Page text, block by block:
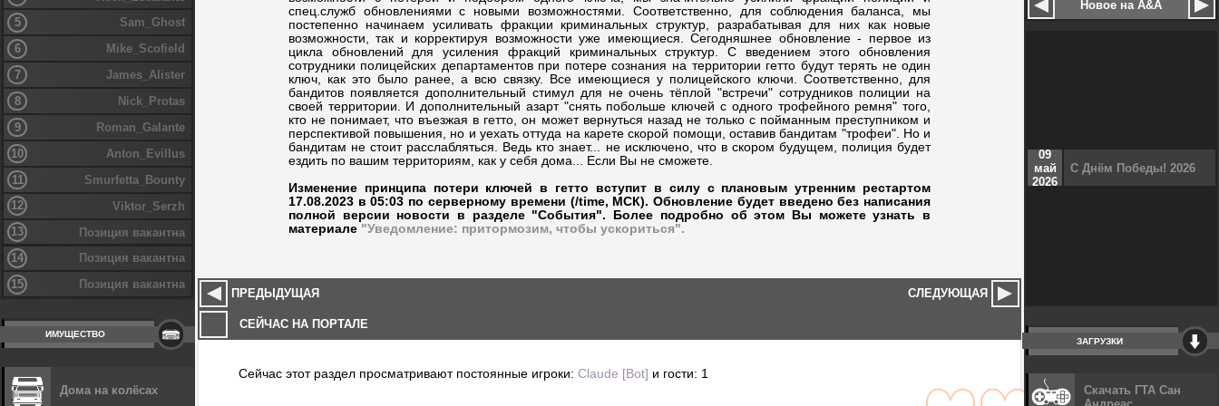
спец.служб обновлениями с новыми возможностями. Соответственно, для соблюдения баланса, мы
постепенно начинаем усиливать фракции криминальных структур, разрабатывая для них как новые
возможности, так и корректируя возможности уже имеющиеся. Сегодняшнее обновление - первое из
цикла обновлений для усиления фракций криминальных структур. С введением этого обновления
сотрудники полицейских департаментов при потере сознания на территории гетто будут терять не один
ключ, как это было ранее, а всю связку. Все имеющиеся у полицейского ключи. Соответственно, для
бандитов появляется дополнительный стимул для не очень тёплой "встречи" сотрудников полиции на
своей территории. И дополнительный азарт "снять побольше ключей с одного трофейного ремня" того,
кто не понимает, что въезжая в гетто, он может вернуться назад не только с пойманным преступником и
перспективой повышения, но и уехать оттуда на карете скорой помощи, оставив бандитам "трофеи". Но и
бандитам не стоит расслабляться. Ведь кто знает... не исключено, что в скором будущем, полиция будет
ездить по вашим территориям, как у себя дома... Если Вы не сможете.
Изменение принципа потери ключей в гетто вступит в силу с плановым утренним рестартом
17.08.2023 в 05:03 по серверному времени (/time, МСК). Обновление будет введено без написания
полной версии новости в разделе "События". Более подробно об этом Вы можете узнать в
материале "Уведомление: притормозим, чтобы ускориться".
ПРЕДЫДУЩАЯ СЛЕДУЮЩАЯ
СЕЙЧАС НА ПОРТАЛЕ
Сейчас этот раздел просматривают постоянные игроки:Claude [Bot] и гости: 1
5
Sam_Ghost
6
Mike_Scofield
7
James_Alister
8
Nick_Protas
9
Roman_Galante
10
Anton_Evillus
11
Smurfetta_Bounty
12
Viktor_Serzh
13
Позиция вакантна
14
Позиция вакантна
15
Позиция вакантна
ИМУЩЕСТВО
Дома на колёсах
Новое на A&A
09
май
2026
С Днём Победы! 2026
ЗАГРУЗКИ
Скачать ГТА Сан